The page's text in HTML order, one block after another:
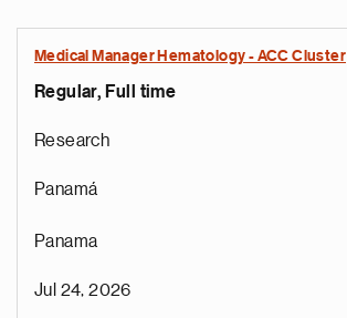
Medical Manager Hematology - ACC Cluster
Regular, Full time
Research
Panamá
Panama
Jul 24, 2026